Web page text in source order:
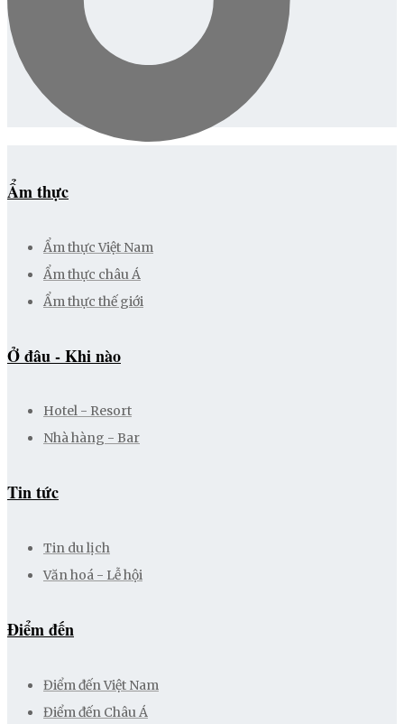
Ẩm thực
Ẩm thực Việt Nam
Ẩm thực châu Á
Ẩm thực thế giới
Ở đâu - Khi nào
Hotel - Resort
Nhà hàng - Bar
Tin tức
Tin du lịch
Văn hoá - Lễ hội
Điểm đến
Điểm đến Việt Nam
Điểm đến Châu Á